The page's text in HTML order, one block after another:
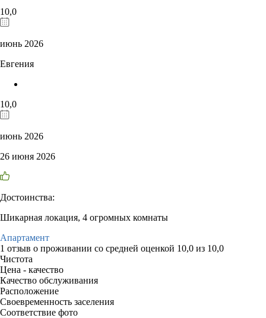
10,0
июнь 2026
Евгения
10,0
июнь 2026
26 июня 2026
Достоинства:
Шикарная локация, 4 огромных комнаты
Апартамент
1 отзыв о проживании со средней оценкой 10,0 из 10,0
Чистота
Цена - качество
Качество обслуживания
Расположение
Своевременность заселения
Соответствие фото